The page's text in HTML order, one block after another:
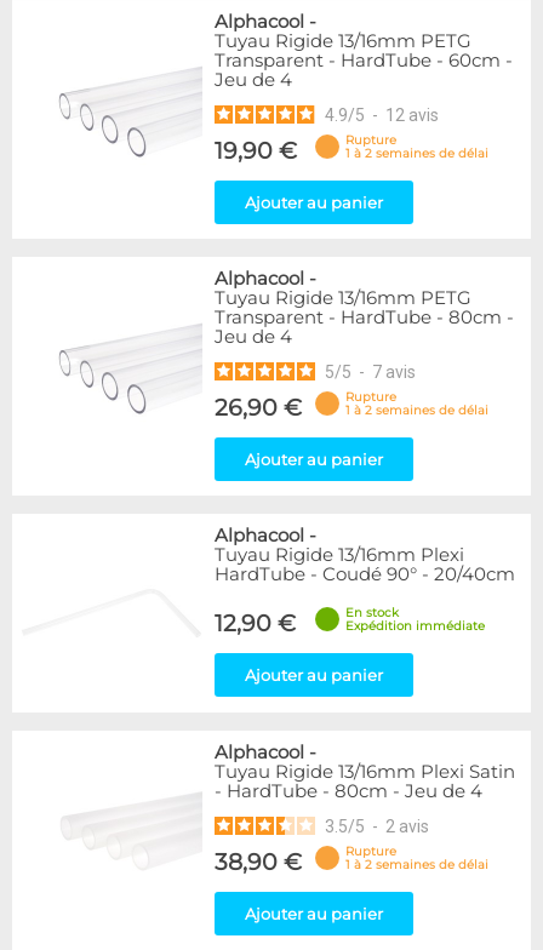
Alphacool -
Tuyau Rigide 13/16mm PETG
Transparent - HardTube - 60cm -
Jeu de 4
4.9/5 - 12 avis
19,90 €
Rupture
1 à 2 semaines de délai
Ajouter au panier
Alphacool -
Tuyau Rigide 13/16mm PETG
Transparent - HardTube - 80cm -
Jeu de 4
5/5 - 7 avis
26,90 €
Rupture
1 à 2 semaines de délai
Ajouter au panier
Alphacool -
Tuyau Rigide 13/16mm Plexi
HardTube - Coudé 90° - 20/40cm
12,90 €
En stock
Expédition immédiate
Ajouter au panier
Alphacool -
Tuyau Rigide 13/16mm Plexi Satin
- HardTube - 80cm - Jeu de 4
3.5/5 - 2 avis
38,90 €
Rupture
1 à 2 semaines de délai
Ajouter au panier